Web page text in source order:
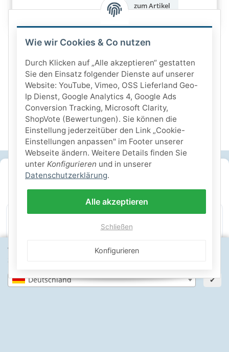
Wähle dein Lieferland, um Preise und Artikel für deinen
Standort zu sehen.
Deutschland ✔
zum Artikel
SICHERE ZAHLARTEN
SSL-verschlüsselt
Wie wir Cookies & Co nutzen
Durch Klicken auf „Alle akzeptieren“ gestatten
Sie den Einsatz folgender Dienste auf unserer
Website: YouTube, Vimeo, OSS Lieferland Geo-
Ip Dienst, Google Analytics 4, Google Ads
Conversion Tracking, Microsoft Clarity,
ShopVote (Bewertungen). Sie können die
Einstellung jederzeitüber den Link „Cookie-
Einstellungen anpassen" im Footer unserer
Webseite ändern. Weitere Details finden Sie
unter Konfigurieren und in unserer
Datenschutzerklärung.
Alle akzeptieren
Schließen
Konfigurieren